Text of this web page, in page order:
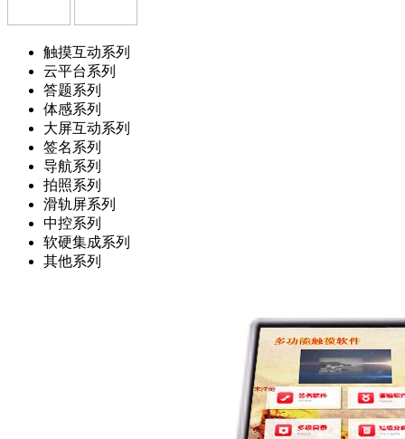
触摸互动系列
云平台系列
答题系列
体感系列
大屏互动系列
签名系列
导航系列
拍照系列
滑轨屏系列
中控系列
软硬集成系列
其他系列